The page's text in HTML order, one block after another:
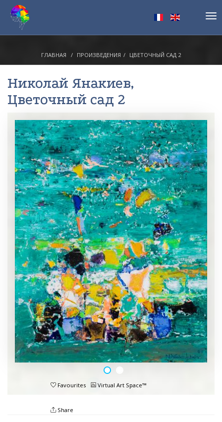
ГЛАВНАЯ ПРОИЗВЕДЕНИЯ ЦВЕТОЧНЫЙ САД 2
Николай Янакиев,
Цветочный сад 2
Favourites Virtual Art Space™
Share